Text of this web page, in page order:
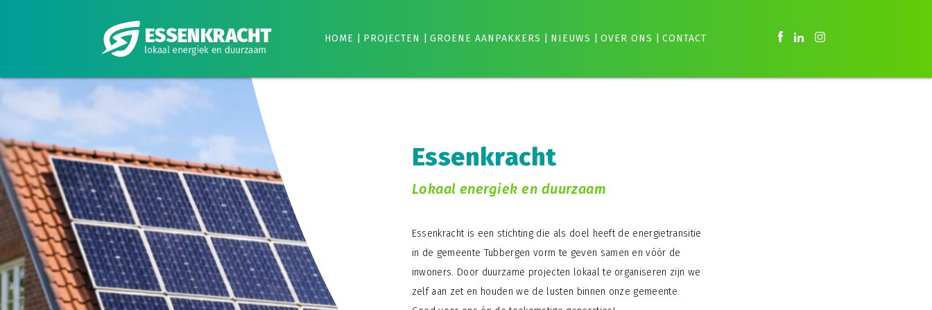
HOME PROJECTEN GROENE AANPAKKERS NIEUWS OVER ONS CONTACT
Essenkracht
Lokaal energiek en duurzaam
Essenkracht is een stichting die als doel heeft de energietransitie
in de gemeente Tubbergen vorm te geven samen en vóór de
inwoners. Door duurzame projecten lokaal te organiseren zijn we
zelf aan zet en houden we de lusten binnen onze gemeente.